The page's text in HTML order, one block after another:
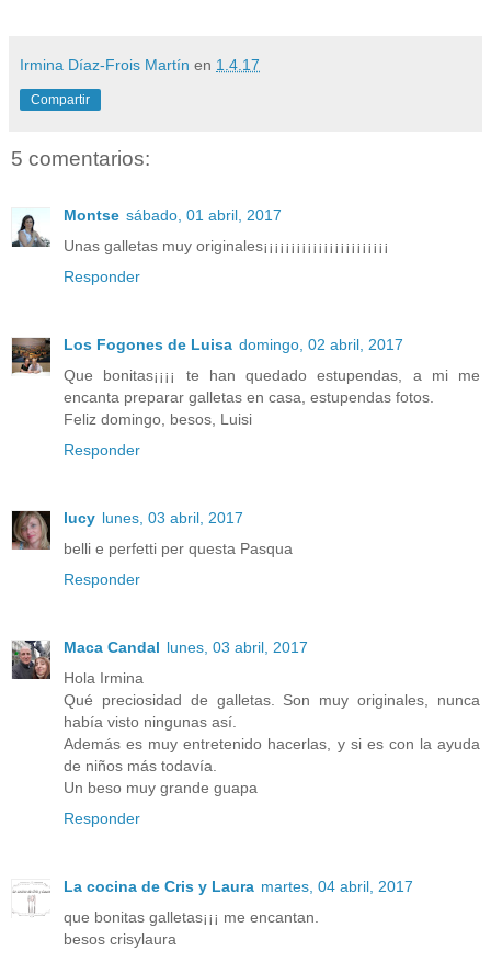
Irmina Díaz-Frois Martín en 1.4.17
Compartir
5 comentarios:
Montse sábado, 01 abril, 2017
Unas galletas muy originales¡¡¡¡¡¡¡¡¡¡¡¡¡¡¡¡¡¡¡¡¡¡¡
Responder
Los Fogones de Luisa domingo, 02 abril, 2017
Que bonitas¡¡¡¡ te han quedado estupendas, a mi me
encanta preparar galletas en casa, estupendas fotos.
Feliz domingo, besos, Luisi
Responder
lucy lunes, 03 abril, 2017
belli e perfetti per questa Pasqua
Responder
Maca Candal lunes, 03 abril, 2017
Hola Irmina
Qué preciosidad de galletas. Son muy originales, nunca
había visto ningunas así.
Además es muy entretenido hacerlas, y si es con la ayuda
de niños más todavía.
Un beso muy grande guapa
Responder
La cocina de Cris y Laura martes, 04 abril, 2017
que bonitas galletas¡¡¡ me encantan.
besos crisylaura